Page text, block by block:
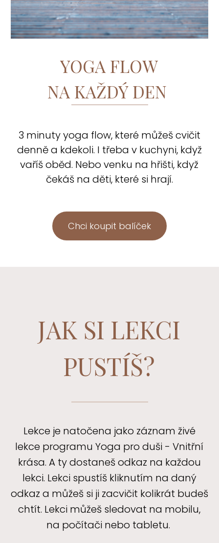
YOGA FLOW
NA KAŽDÝ DEN
3 minuty yoga flow, které můžeš cvičit
denně a kdekoli. I třeba v kuchyni, když
vaříš oběd. Nebo venku na hřišti, když
čekáš na děti, které si hrají.
Chci koupit balíček
JAK SI LEKCI
PUSTÍŠ?
Lekce je natočena jako záznam živé
lekce programu Yoga pro duši - Vnitřní
krása. A ty dostaneš odkaz na každou
lekci. Lekci spustíš kliknutím na daný
odkaz a můžeš si ji zacvičit kolikrát budeš
chtít. Lekci můžeš sledovat na mobilu,
na počítači nebo tabletu.